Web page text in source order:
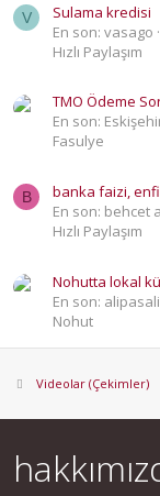
V
Sulama kredisi
En son: vasago
Hızlı Paylaşım
TMO Ödeme
En son:
Fasulye
B
banka faizi,
En son: behcet
Hızlı Paylaşım
Nohutta lokal
En son:
Nohut
Videolar (Çekimler)